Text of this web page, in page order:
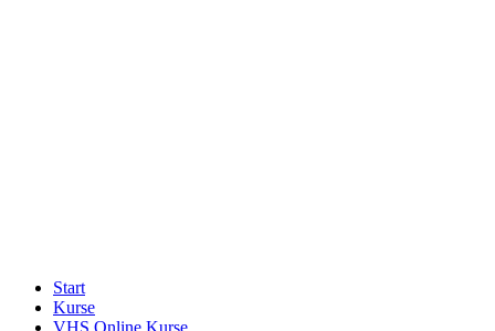
Start
Kurse
VHS Online Kurse